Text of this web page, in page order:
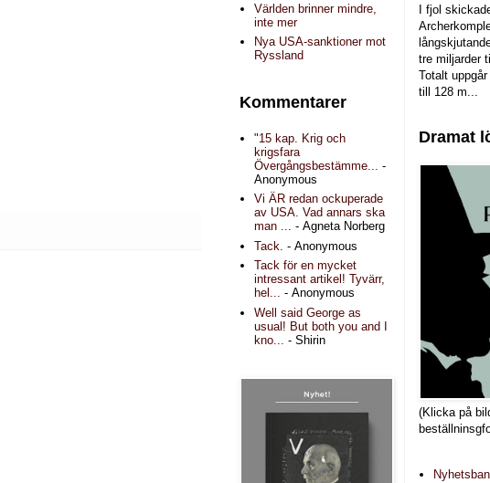
Världen brinner mindre,
inte mer
Nya USA-sanktioner mot
Ryssland
Kommentarer
"15 kap. Krig och
krigsfara
Övergångsbestämme...
-
Anonymous
Vi ÄR redan ockuperade
av USA. Vad annars ska
man ... - Agneta Norberg
Tack. - Anonymous
Tack för en mycket
intressant artikel! Tyvärr,
hel... - Anonymous
Well said George as
usual! But both you and I
kno...
- Shirin
I fjol
tre miljarder
Totalt
till 128 m...
Dramat
(Klicka på